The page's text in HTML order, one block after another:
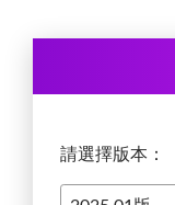
請選擇版本：